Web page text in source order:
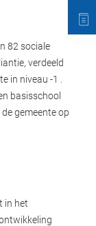
82 sociale
verdeeld
in niveau -1 .
basisschool
gemeente op
in het